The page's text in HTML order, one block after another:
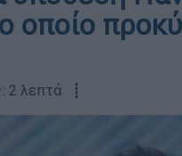
οποίο
2 λεπτά ┋